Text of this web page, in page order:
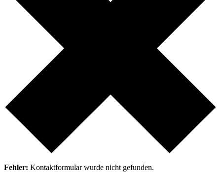
Fehler: Kontaktformular wurde nicht gefunden.